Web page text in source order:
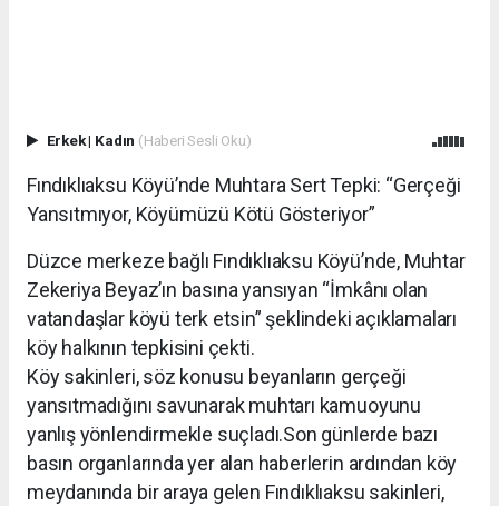
Erkek| Kadın (Haberi Sesli Oku)
Fındıklıaksu Köyü’nde Muhtara Sert Tepki: “Gerçeği
Yansıtmıyor, Köyümüzü Kötü Gösteriyor”
Düzce merkeze bağlı Fındıklıaksu Köyü’nde, Muhtar
Zekeriya Beyaz’ın basına yansıyan “İmkânı olan
vatandaşlar köyü terk etsin” şeklindeki açıklamaları
köy halkının tepkisini çekti.
Köy sakinleri, söz konusu beyanların gerçeği
yansıtmadığını savunarak muhtarı kamuoyunu
yanlış yönlendirmekle suçladı.Son günlerde bazı
basın organlarında yer alan haberlerin ardından köy
meydanında bir araya gelen Fındıklıaksu sakinleri,